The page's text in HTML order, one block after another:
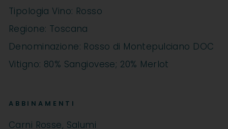
Tipologia Vino: Rosso
Regione: Toscana
Denominazione: Rosso di Montepulciano DOC
Vitigno: 80% Sangiovese; 20% Merlot
ABBINAMENTI
Carni Rosse, Salumi